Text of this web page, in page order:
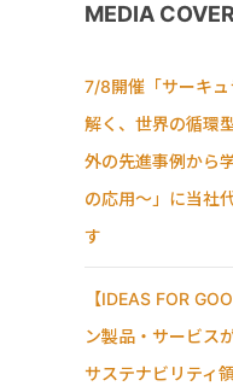
MEDIA
7/8開催「サーキ
解く、世界の循環
外の先進事例から
の応用〜」に当社
す
【IDEAS FOR
ン製品・サービス
サステナビリティ